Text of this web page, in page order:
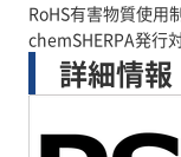
RoHS有害物質使用
詳細情報